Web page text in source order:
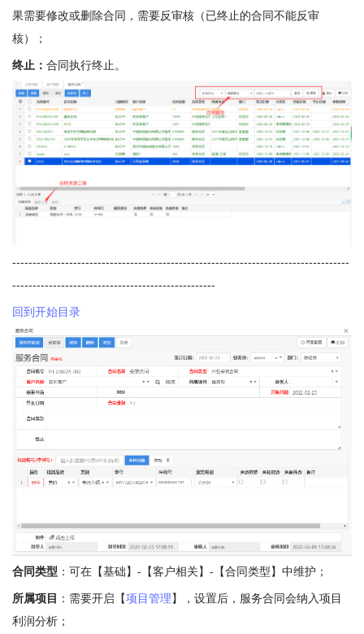
果需要修改或删除合同，需要反审核（已终止的合同不能反审
核）；
终止： 合同执行终止。
-----------------------------------------------------------------------------------
--------------------------------------------------
回到开始目录
合同类型 ：可在【基础】-【客户相关】-【合同类型】中维护；
所属项目 ：需要开启【项目管理】，设置后，服务合同会纳入项目
利润分析；